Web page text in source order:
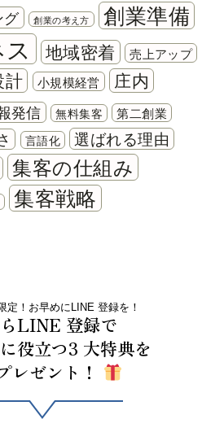
グ 創業の考え方 創業準備
地域密着 売上アップ
計 小規模経営 庄内
発信 無料集客 第二創業
言語化 選ばれる理由
集客の仕組み
集客戦略
定！お早めにLINE 登録を！
LINE 登録で
役立つ3 大特典を
レゼント！